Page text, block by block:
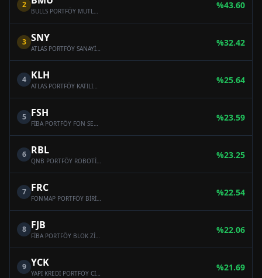
2
BULLS PORTFÖY MUTLAK GETİRİ HEDEFLİ HİSSE SENEDİ SERBEST FON (HİSSE SENEDİ YOĞUN FON)
%43.60
3 SNY
ATLAS PORTFÖY SANAYİ SEKTÖRÜ HİSSE SENEDİ SERBEST FON (HİSSE SENEDİ YOĞUN FON)
%32.42
4 KLH
ATLAS PORTFÖY KATILIM HİSSE SENEDİ SERBEST FON (HİSSE SENEDİ YOĞUN FON)
%25.64
5 FSH
FİBA PORTFÖY FON SEPETİ SERBEST FON
%23.59
6 RBL
QNB PORTFÖY ROBOTİK VE BLOCKCHAİN TEKNOLOJİLERİ SERBEST FON
%23.25
7 FRC
FONMAP PORTFÖY BİRİNCİ HİSSE SENEDİ SERBEST FON (HİSSE SENEDİ YOĞUN FON)
%22.54
8 FJB
FİBA PORTFÖY BLOK ZİNCİRİ TEKNOLOJİLERİ SERBEST FON
%22.06
9 YCK
YAPI KREDİ PORTFÖY CİHANGİR SERBEST FON
%21.69